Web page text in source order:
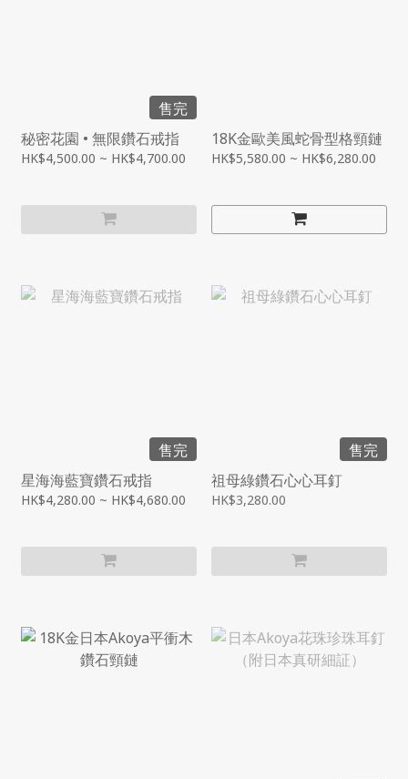
售完
秘密花園 • 無限鑽石戒指
HK$4,500.00 ~ HK$4,700.00
18K金歐美風蛇骨型格頸鏈
HK$5,580.00 ~ HK$6,280.00
售完
星海海藍寶鑽石戒指
HK$4,280.00 ~ HK$4,680.00
售完
祖母綠鑽石心心耳釘
HK$3,280.00